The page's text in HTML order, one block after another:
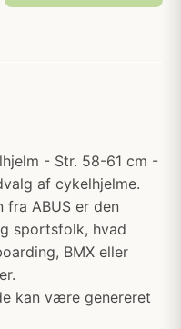
- Str. 58-61 cm -
af cykelhjelme.
fra ABUS er den
sportsfolk, hvad
BMX eller
kan være genereret